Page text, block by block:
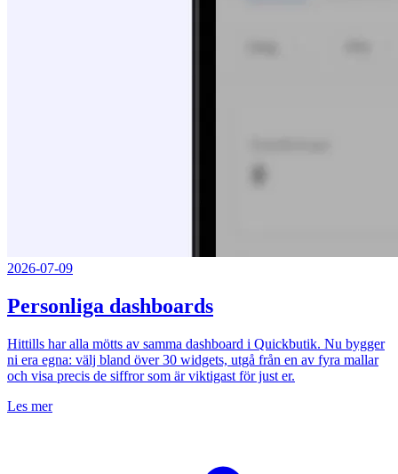
2026-07-09
Personliga dashboards
Hittills har alla mötts av samma dashboard i Quickbutik. Nu bygger
ni era egna: välj bland över 30 widgets, utgå från en av fyra mallar
och visa precis de siffror som är viktigast för just er.
Les mer